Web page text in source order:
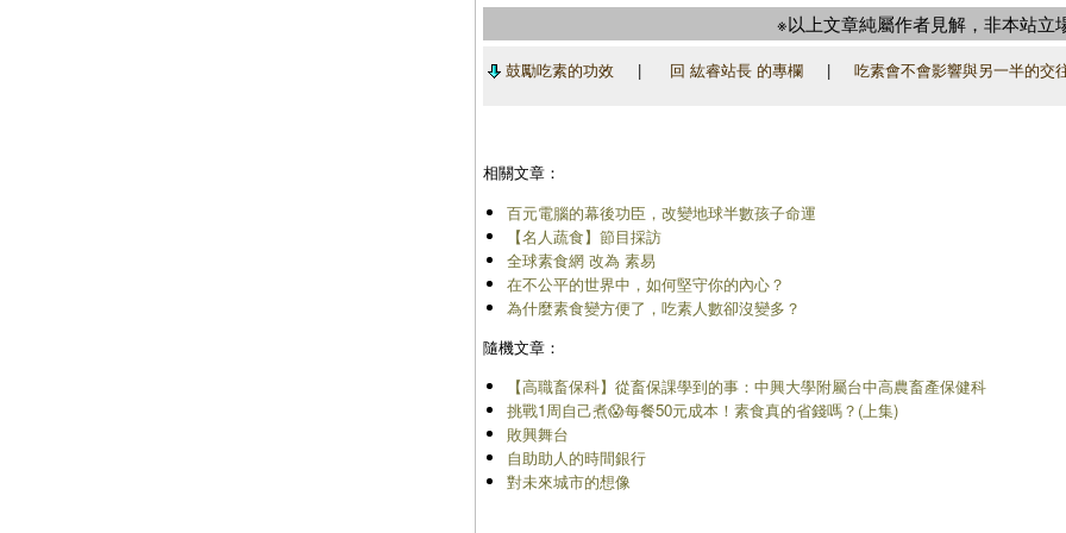
※以上文章純屬作者見解，非本站立
鼓勵吃素的功效| 回 紘睿站長 的專欄| 吃素會不會影響與另一半的交
相關文章：
百元電腦的幕後功臣，改變地球半數孩子命運
【名人蔬食】節目採訪
全球素食網 改為 素易
在不公平的世界中，如何堅守你的內心？
為什麼素食變方便了，吃素人數卻沒變多？
隨機文章：
【高職畜保科】從畜保課學到的事：中興大學附屬台中高農畜產保健科
挑戰1周自己煮😱每餐50元成本！素食真的省錢嗎？(上集)
敗興舞台
自助助人的時間銀行
對未來城市的想像